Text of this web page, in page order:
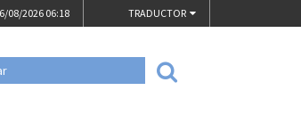
08/202606:18 TRADUCTOR